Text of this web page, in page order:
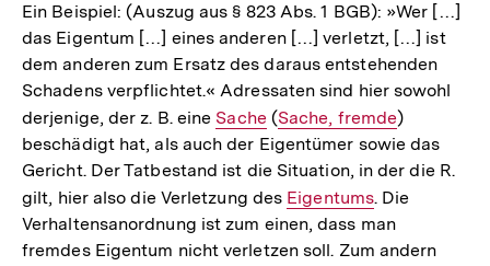
Ein Beispiel: (Auszug aus § 823 Abs. 1 BGB): »Wer […]
das Eigentum […] eines anderen […] verletzt, […] ist
dem anderen zum Ersatz des daraus entstehenden
Schadens verpflichtet.« Adressaten sind hier sowohl
derjenige, der z. B. eine Interner
Link:
Sache (Interner
Link:
Sache, fremde)
beschädigt hat, als auch der Eigentümer sowie das
Gericht. Der Tatbestand ist die Situation, in der die R.
gilt, hier also die Verletzung des Interner
Link:
Eigentums. Die
Verhaltensanordnung ist zum einen, dass man
fremdes Eigentum nicht verletzen soll. Zum andern